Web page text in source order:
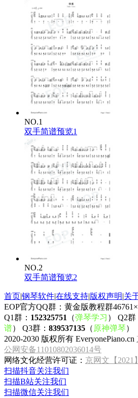
NO.1
双手简谱预览1
NO.2
双手简谱预览2
首页|钢琴软件|在线支持|版权声明|关
EOP官方QQ群：黄金版教程群
Q1群： 152325751 （弹琴学习 ） Q2群
谱） Q3群： 839537135 （ 原神弹琴）
2020-2030 版权所有 EveryonePiano.cn
公网安备11010802036014号
网络文化经营许可证： 京网文【2021
扫描抖音关注我们
扫描B站关注我们
扫描微信关注我们